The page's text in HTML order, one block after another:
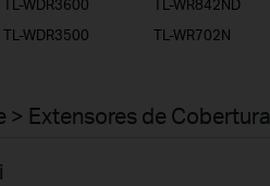
TL-WDR3600 TL-WR842ND
TL-WDR3500 TL-WR702N
> Extensores de Cobertura